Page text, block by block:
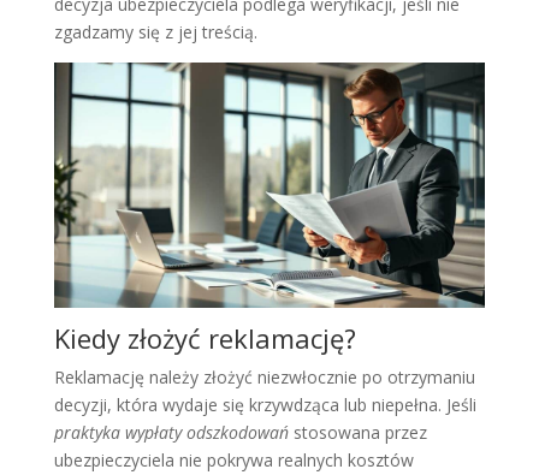
zgadzamy się z jej treścią.
Kiedy złożyć reklamację?
Reklamację należy złożyć niezwłocznie po otrzymaniu
decyzji, która wydaje się krzywdząca lub niepełna. Jeśli
praktyka wypłaty odszkodowaństosowana przez
ubezpieczyciela nie pokrywa realnych kosztów